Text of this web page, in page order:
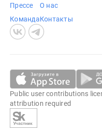
Прессе
Команда
О нас
Контакты
Public user contributions
attribution required